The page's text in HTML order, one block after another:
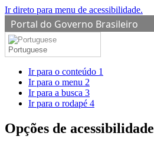
Ir direto para menu de acessibilidade.
Portal do Governo Brasileiro
Portuguese
Ir para o conteúdo 1
Ir para o menu 2
Ir para a busca 3
Ir para o rodapé 4
Opções de acessibilidade